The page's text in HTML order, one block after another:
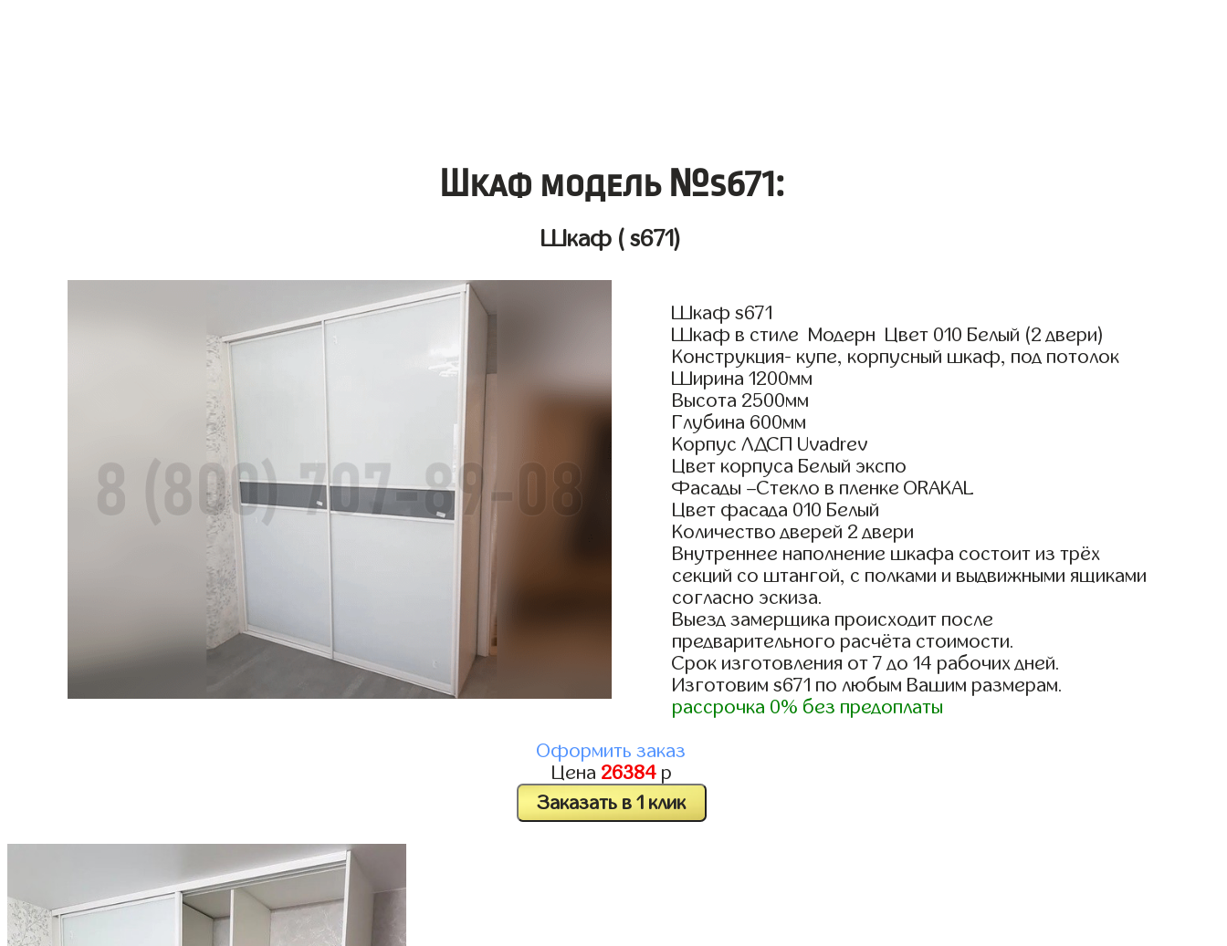
Шкаф модель №s671:
Шкаф ( s671)
Шкаф s671
Шкаф в стиле Модерн Цвет 010 Белый (2 двери)
Конструкция- купе, корпусный шкаф, под потолок
Ширина 1200мм
Высота 2500мм
Глубина 600мм
Корпус ЛДСП Uvadrev
Цвет корпуса Белый экспо
Фасады –Стекло в пленке ORAKAL
Цвет фасада 010 Белый
Количество дверей 2 двери
Внутреннее наполнение шкафа состоит из трёх
секций со штангой, с полками и выдвижными ящиками
согласно эскиза.
Выезд замерщика происходит после
предварительного расчёта стоимости.
Срок изготовления от 7 до 14 рабочих дней.
Изготовим s671 по любым Вашим размерам.
рассрочка 0% без предоплаты
Оформить заказ
Цена 26384р
Заказать в 1 клик